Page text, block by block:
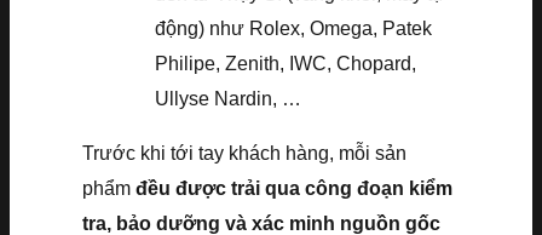
động) như Rolex, Omega, Patek
Philipe, Zenith, IWC, Chopard,
Ullyse Nardin, …
Trước khi tới tay khách hàng, mỗi sản
phẩm đều được trải qua công đoạn kiểm
tra, bảo dưỡng và xác minh nguồn gốc